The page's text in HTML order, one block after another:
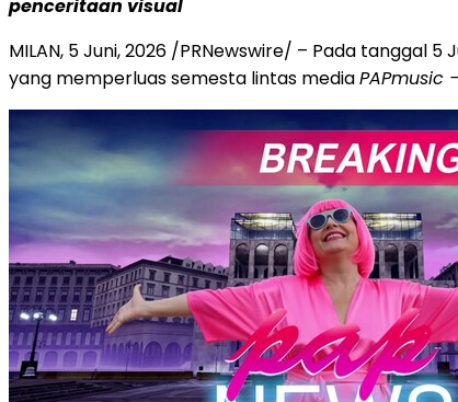
penceritaan visual
MILAN, 5 Juni, 2026 /PRNewswire/ – Pada tanggal 5
yang memperluas semesta lintas mediaPAPmusic